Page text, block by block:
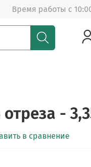
Время работы с
-
в сравнение